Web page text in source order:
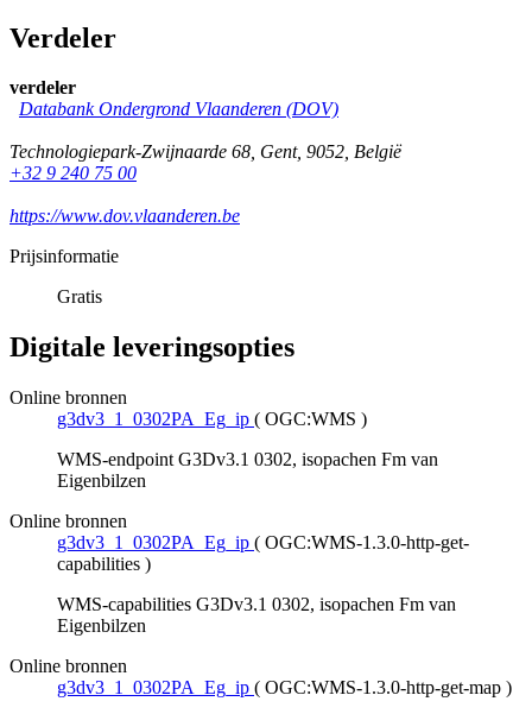
Verdeler
verdeler
Databank Ondergrond Vlaanderen (DOV)
Technologiepark-Zwijnaarde 68, Gent, 9052, België
+32 9 240 75 00
https://www.dov.vlaanderen.be
Prijsinformatie
Gratis
Digitale leveringsopties
Online bronnen
g3dv3_1_0302PA_Eg_ip ( OGC:WMS )
WMS-endpoint G3Dv3.1 0302, isopachen Fm van
Eigenbilzen
Online bronnen
g3dv3_1_0302PA_Eg_ip ( OGC:WMS-1.3.0-http-get-
capabilities )
WMS-capabilities G3Dv3.1 0302, isopachen Fm van
Eigenbilzen
Online bronnen
g3dv3_1_0302PA_Eg_ip ( OGC:WMS-1.3.0-http-get-map )